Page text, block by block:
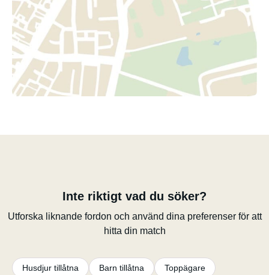
Inte riktigt vad du söker?
Utforska liknande fordon och använd dina preferenser för att
hitta din match
Husdjur tillåtna Barn tillåtna Toppägare